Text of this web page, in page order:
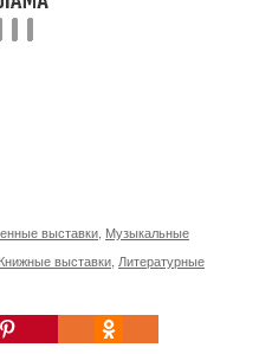
выставки Музыкальные
Книжные выставки Литературные